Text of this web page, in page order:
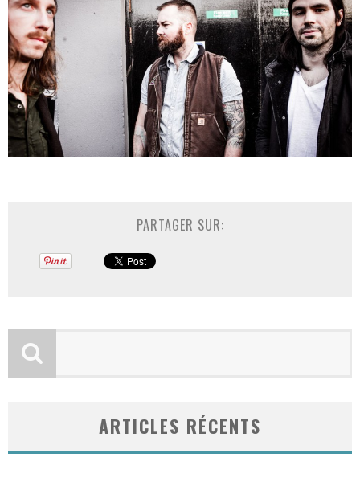
Introducing Newcomer : Gudewife
PARTAGER SUR:
ARTICLES RÉCENTS